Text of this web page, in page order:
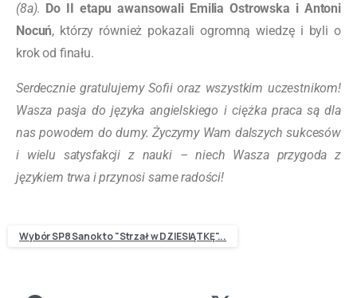
(8a). Do II etapu awansowali Emilia Ostrowska i Antoni
Nocuń, którzy również pokazali ogromną wiedzę i byli o
krok od finału.
Serdecznie gratulujemy Sofii oraz wszystkim uczestnikom!
Wasza pasja do języka angielskiego i ciężka praca są dla
nas powodem do dumy. Życzymy Wam dalszych sukcesów
i wielu satysfakcji z nauki – niech Wasza przygoda z
językiem trwa i przynosi same radości!
Wybór SP8 Sanok to "Strzał w DZIESIĄTKĘ"...